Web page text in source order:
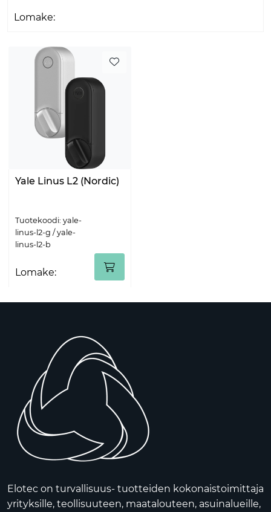
Lomake:
Yale Linus L2 (Nordic)
Tuotekoodi: yale-
linus-l2-g / yale-
linus-l2-b
Lomake:
Elotec on turvallisuus- tuotteiden kokonaistoimittaja
yrityksille, teollisuuteen, maatalouteen, asuinalueille,